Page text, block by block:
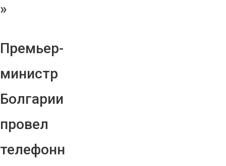
»
Премьер-
министр
Болгарии
провел
телефонн